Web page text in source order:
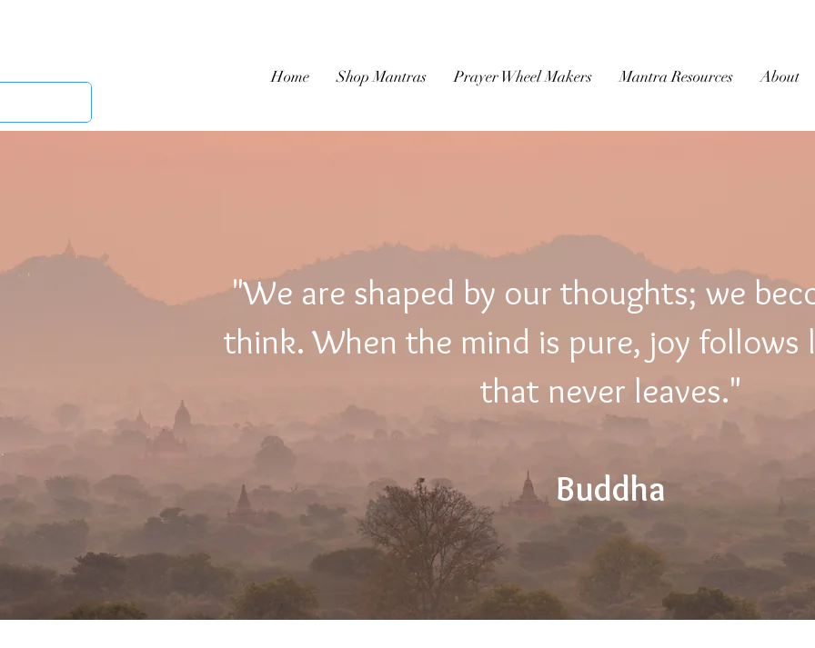
Home Shop Mantras Prayer Wheel Makers Mantra Resources About
"We are shaped by our thoughts; we
think. When the mind is pure, joy follows
that never leaves."
Buddha